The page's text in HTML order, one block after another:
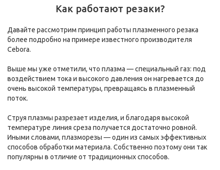
Как работают резаки?
Давайте рассмотрим принцип работы плазменного резака
более подробно на примере известного производителя
Cebora.
Выше мы уже отметили, что плазма — специальный газ: под
воздействием тока и высокого давления он нагревается до
очень высокой температуры, превращаясь в плазменный
поток.
Струя плазмы разрезает изделия, и благодаря высокой
температуре линия среза получается достаточно ровной.
Иными словами, плазморезы — один из самых эффективных
способов обработки материала. Собственно поэтому они так
популярны в отличие от традиционных способов.